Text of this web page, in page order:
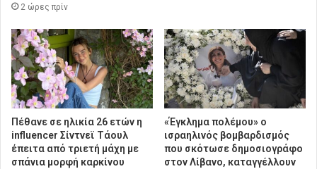
2 ώρες πρίν
Πέθανε σε ηλικία 26 ετών η
influencer Σίντνεϊ Τάουλ
έπειτα από τριετή μάχη με
σπάνια μορφή καρκίνου
«Έγκλημα πολέμου» ο
ισραηλινός βομβαρδισμός
που σκότωσε δημοσιογράφο
στον Λίβανο, καταγγέλλουν